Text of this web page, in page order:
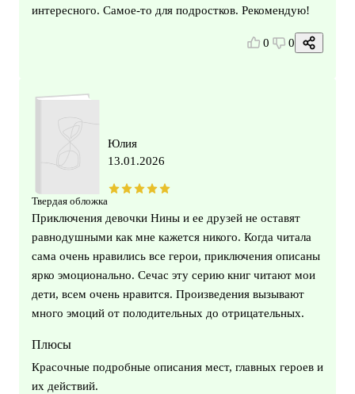
интересного. Самое-то для подростков. Рекомендую!
0 0
Твердая обложка
Юлия
13.01.2026
Приключения девочки Нины и ее друзей не оставят
равнодушными как мне кажется никого. Когда читала
сама очень нравились все герои, приключения описаны
ярко эмоционально. Сечас эту серию книг читают мои
дети, всем очень нравится. Произведения вызывают
много эмоций от полодительных до отрицательных.
Плюсы
Красочные подробные описания мест, главных героев и
их действий.